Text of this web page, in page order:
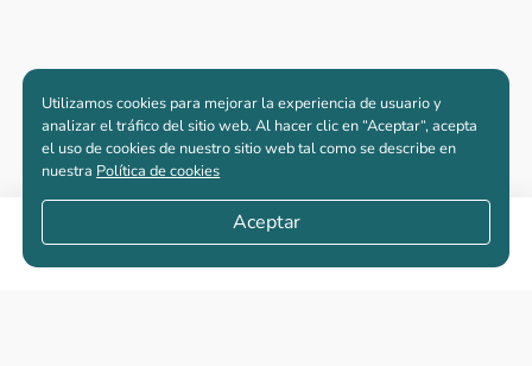
Compartir
Apartamentos nuevos
Utilizamos cookies para mejorar la experiencia de usuario y
analizar el tráfico del sitio web. Al hacer clic en “Aceptar“, acepta
el uso de cookies de nuestro sitio web tal como se describe en
nuestra Política de cookies
Aceptar